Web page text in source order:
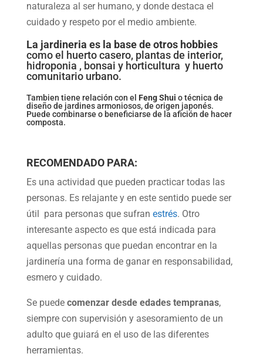
naturaleza al ser humano, y donde destaca el
cuidado y respeto por el medio ambiente.
La jardineria es la base de otros hobbies
como el
huerto casero, plantas de interior,
hidroponia , bonsai y horticultura y huerto
comunitario urbano.
Tambien tiene relación con el Feng Shui o técnica de
diseño de jardines armoniosos, de origen japonés.
Puede combinarse o beneficiarse de la afición de hacer
composta.
RECOMENDADO PARA:
Es una actividad que pueden practicar todas las
personas. Es relajante y en este sentido puede ser
útil para personas que sufran estrés. Otro
interesante aspecto es que está indicada para
aquellas personas que puedan encontrar en la
jardinería una forma de ganar en responsabilidad,
esmero y cuidado.
Se puede comenzar desde edades tempranas,
siempre con supervisión y asesoramiento de un
adulto que guiará en el uso de las diferentes
herramientas.